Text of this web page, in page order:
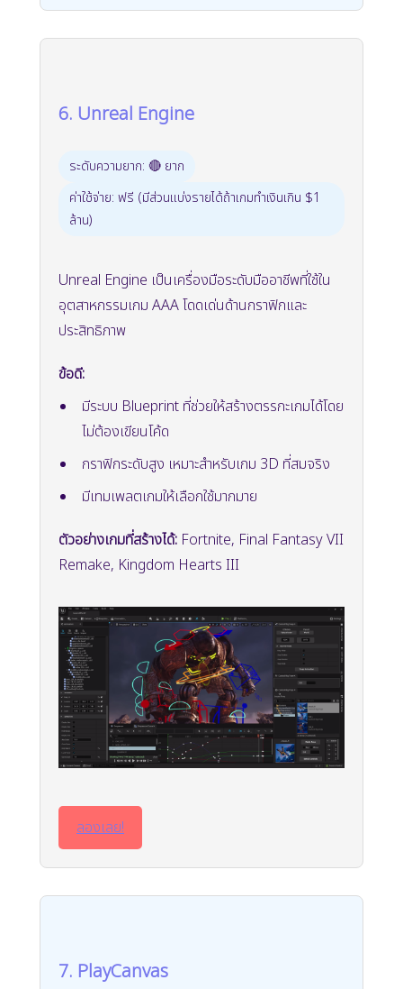
6. Unreal Engine
ระดับความยาก: 🔴 ยาก
ค่าใช้จ่าย: ฟรี (มีส่วนแบ่งรายได้ถ้าเกมทำเงินเกิน $1
ล้าน)
Unreal Engine เป็นเครื่องมือระดับมืออาชีพที่ใช้ใน
อุตสาหกรรมเกม AAA โดดเด่นด้านกราฟิกและ
ประสิทธิภาพ
ข้อดี:
มีระบบ Blueprint ที่ช่วยให้สร้างตรรกะเกมได้โดย
ไม่ต้องเขียนโค้ด
กราฟิกระดับสูง เหมาะสำหรับเกม 3D ที่สมจริง
มีเทมเพลตเกมให้เลือกใช้มากมาย
ตัวอย่างเกมที่สร้างได้: Fortnite, Final Fantasy VII
Remake, Kingdom Hearts III
ลองเลย!
7. PlayCanvas